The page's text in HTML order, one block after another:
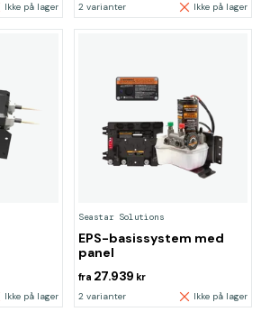
Ikke på lager 2 varianter Ikke på lager
Ikke på lager
Seastar Solutions
EPS-basissystem med
panel
fra 27.939 kr
2 varianter Ikke på lager